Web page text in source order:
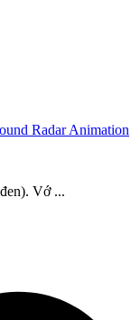
Radar Animation
Vớ ...